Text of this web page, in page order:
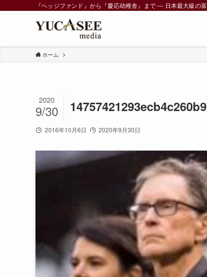
『ヘッジファンド』から『慶応幼稚舎』まで ― 日本最大級の
ホーム
2020
9/30
2016年10月6日 2020年9月30日